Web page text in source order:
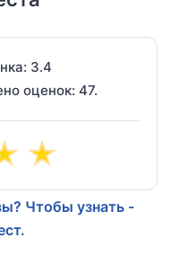
3.4
оценок: 47.
Чтобы узнать -